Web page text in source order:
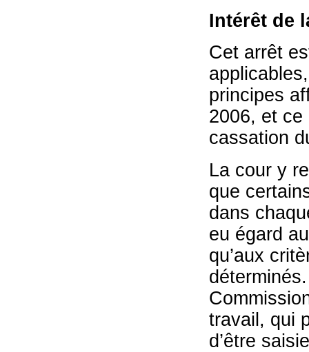
Intérêt de
Cet arrêt
principes
2006, et ce
cassation
La cour y
que
dans
eu égard
qu’aux
travail, qui
d’être